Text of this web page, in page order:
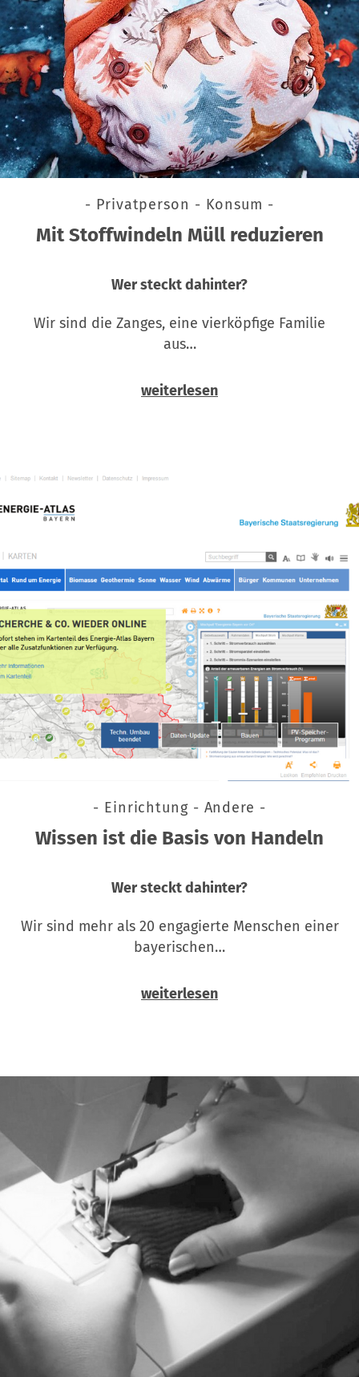
- Privatperson - Konsum -
Mit Stoffwindeln Müll reduzieren
Wer steckt dahinter?
Wir sind die Zanges, eine vierköpfige Familie
aus…
weiterlesen
- Einrichtung - Andere -
Wissen ist die Basis von Handeln
Wer steckt dahinter?
Wir sind mehr als 20 engagierte Menschen einer
bayerischen…
weiterlesen